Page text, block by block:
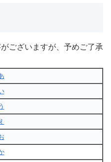
ございますが、予めご了承